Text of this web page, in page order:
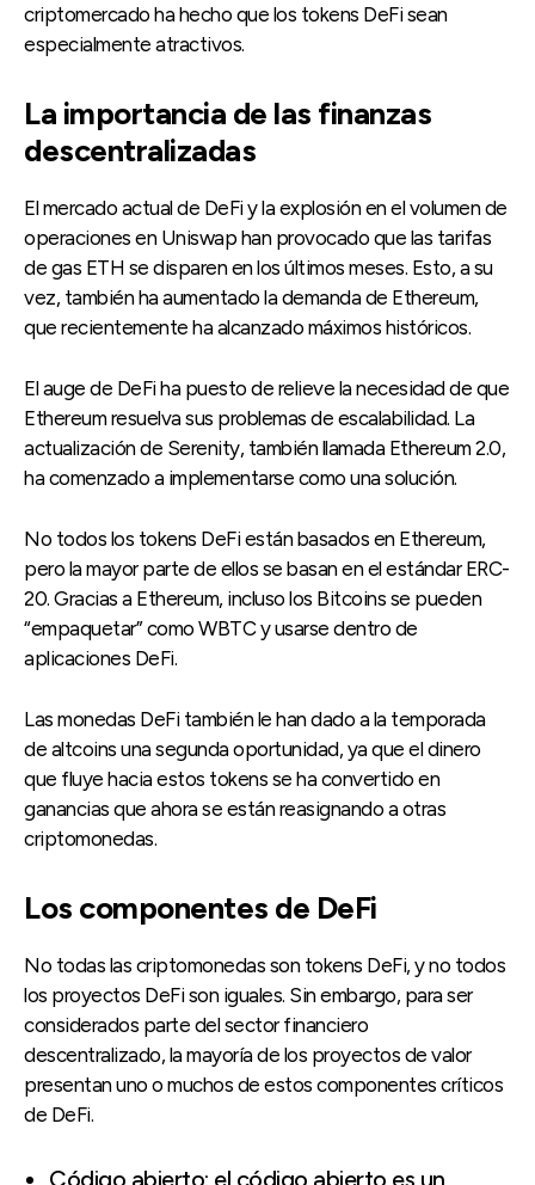
criptomercado ha hecho que los tokens DeFi sean
especialmente atractivos.
La importancia de las finanzas
descentralizadas
El mercado actual de DeFi y la explosión en el volumen de
operaciones en Uniswap han provocado que las tarifas
de gas ETH se disparen en los últimos meses. Esto, a su
vez, también ha aumentado la demanda de Ethereum,
que recientemente ha alcanzado máximos históricos.
El auge de DeFi ha puesto de relieve la necesidad de que
Ethereum resuelva sus problemas de escalabilidad. La
actualización de Serenity, también llamada Ethereum 2.0,
ha comenzado a implementarse como una solución.
No todos los tokens DeFi están basados en Ethereum,
pero la mayor parte de ellos se basan en el estándar ERC-
20. Gracias a Ethereum, incluso los Bitcoins se pueden
“empaquetar” como WBTC y usarse dentro de
aplicaciones DeFi.
Las monedas DeFi también le han dado a la temporada
de altcoins una segunda oportunidad, ya que el dinero
que fluye hacia estos tokens se ha convertido en
ganancias que ahora se están reasignando a otras
criptomonedas.
Los componentes de DeFi
No todas las criptomonedas son tokens DeFi, y no todos
los proyectos DeFi son iguales. Sin embargo, para ser
considerados parte del sector financiero
descentralizado, la mayoría de los proyectos de valor
presentan uno o muchos de estos componentes críticos
de DeFi.